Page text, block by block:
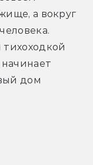
а вокруг
тихоходкой
дом